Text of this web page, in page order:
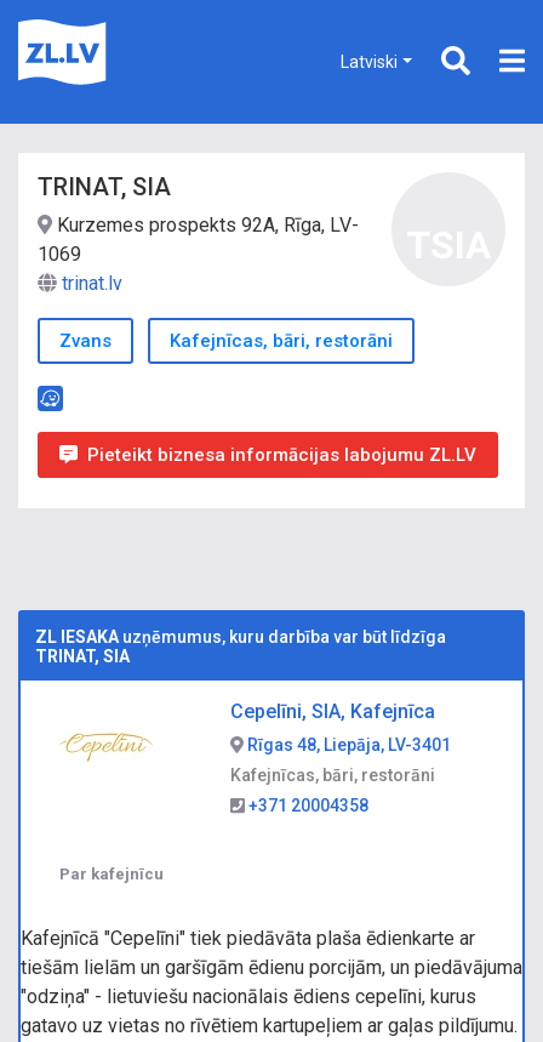
Latviski
TRINAT, SIA
Kurzemes prospekts 92A, Rīga, LV-
1069
trinat.lv
Zvans Kafejnīcas, bāri, restorāni
Pieteikt biznesa informācijas labojumu ZL.LV
ZL IESAKA uzņēmumus, kuru darbība var būt līdzīga
TRINAT, SIA
Cepelīni, SIA, Kafejnīca
Rīgas 48, Liepāja, LV-3401
Kafejnīcas, bāri, restorāni
+371 20004358
Par kafejnīcu
Kafejnīcā "Cepelīni" tiek piedāvāta plaša ēdienkarte ar
tiešām lielām un garšīgām ēdienu porcijām, un piedāvājuma
"odziņa" - lietuviešu nacionālais ēdiens cepelīni, kurus
gatavo uz vietas no rīvētiem kartupeļiem ar gaļas pildījumu.